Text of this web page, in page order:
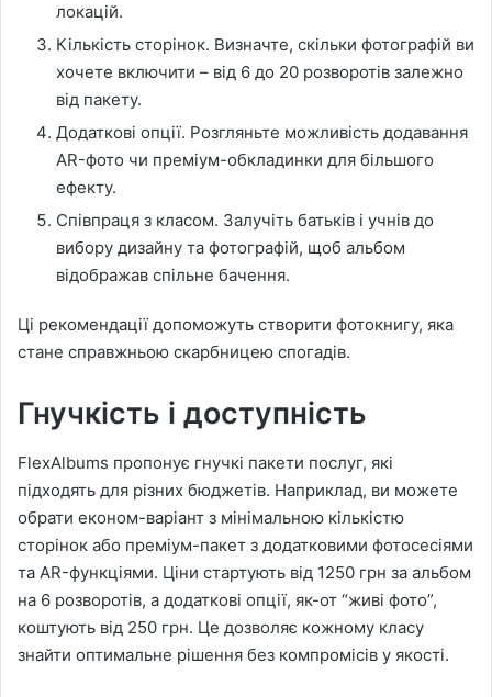
локацій.
Кількість сторінок. Визначте, скільки фотографій ви
хочете включити – від 6 до 20 розворотів залежно
від пакету.
Додаткові опції. Розгляньте можливість додавання
AR-фото чи преміум-обкладинки для більшого
ефекту.
Співпраця з класом. Залучіть батьків і учнів до
вибору дизайну та фотографій, щоб альбом
відображав спільне бачення.
Ці рекомендації допоможуть створити фотокнигу, яка
стане справжньою скарбницею спогадів.
Гнучкість і доступність
FlexAlbums пропонує гнучкі пакети послуг, які
підходять для різних бюджетів. Наприклад, ви можете
обрати економ-варіант з мінімальною кількістю
сторінок або преміум-пакет з додатковими фотосесіями
та AR-функціями. Ціни стартують від 1250 грн за альбом
на 6 розворотів, а додаткові опції, як-от “живі фото”,
коштують від 250 грн. Це дозволяє кожному класу
знайти оптимальне рішення без компромісів у якості.